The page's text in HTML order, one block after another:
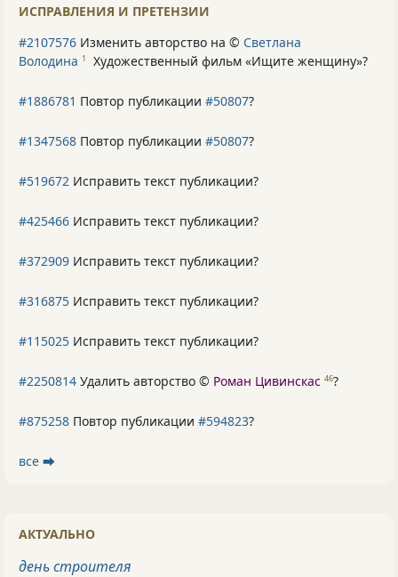
ИСПРАВЛЕНИЯ И ПРЕТЕНЗИИ
#2107576 Изменить авторство на © Светлана
Володина 1 Художественный фильм «Ищите женщину»?
#1886781 Повтор публикации #50807?
#1347568 Повтор публикации #50807?
#519672 Исправить текст публикации?
#425466 Исправить текст публикации?
#372909 Исправить текст публикации?
#316875 Исправить текст публикации?
#115025 Исправить текст публикации?
#2250814 Удалить авторство © Роман Цивинскас 46?
#875258 Повтор публикации #594823?
все ⮕
АКТУАЛЬНО
день строителя